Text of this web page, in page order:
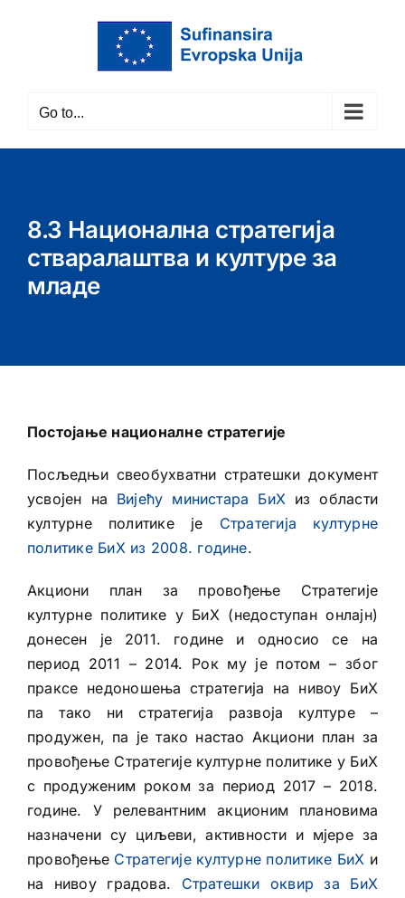
Go to...
8.3 Национална стратегија
стваралаштва и културе за
младе
Постојање националне стратегије
Посљедњи свеобухватни стратешки документ
усвојен на Вијећу министара БиХ из области
културне политике је Стратегија културне
политике БиХ из 2008. године.
Акциони план за провођење Стратегије
културне политике у БиХ (недоступан онлајн)
донесен је 2011. године и односио се на
период 2011 – 2014. Рок му је потом – због
праксе недоношења стратегија на нивоу БиХ
па тако ни стратегија развоја културе –
продужен, па је тако настао Акциони план за
провођење Стратегије културне политике у БиХ
с продуженим роком за период 2017 – 2018.
године. У релевантним акционим плановима
назначени су циљеви, активности и мјере за
провођење Стратегије културне политике БиХ и
на нивоу градова. Стратешки оквир за БиХ